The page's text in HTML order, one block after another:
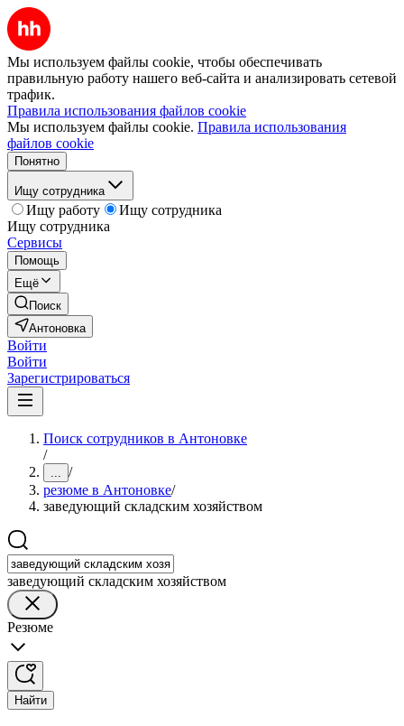
Мы используем файлы cookie, чтобы обеспечивать
правильную работу нашего веб-сайта и анализировать сетевой
трафик.
Правила использования файлов cookie
Мы используем файлы cookie. Правила использования
файлов cookie
Понятно
Ищу сотрудника
Ищу работу
Ищу сотрудника
Ищу сотрудника
Сервисы
Помощь
Ещё
Поиск
Антоновка
Войти
Войти
Зарегистрироваться
Поиск сотрудников в Антоновке
/
... /
резюме в Антоновке/
заведующий складским хозяйством
заведующий складским хозяйством
Резюме
Найти